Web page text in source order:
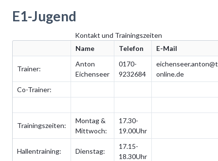
E1-Jugend
Kontakt und Trainingszeiten
Name
Telefon E-Mail
Trainer:
Anton
Eichenseer
0170-
9232684
online.de
Co-Trainer:
Trainingszeiten:
Montag &
Mittwoch:
17.30-
19.00Uhr
Hallentraining: Dienstag:
17.15-
18.30Uhr